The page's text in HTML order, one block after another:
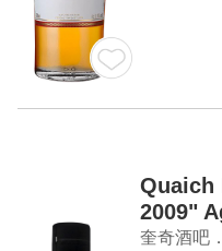
Quaich
2009"
Malt
奎奇酒吧